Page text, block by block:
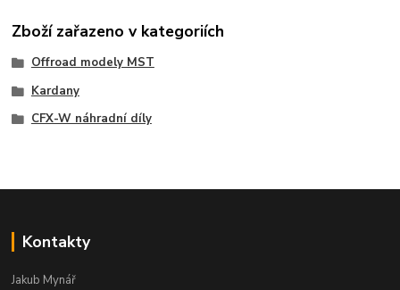
Zboží zařazeno v kategoriích
Offroad modely MST
Kardany
CFX-W náhradní díly
Kontakty
Jakub Mynář